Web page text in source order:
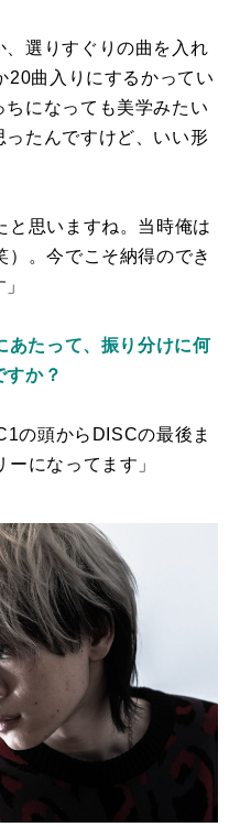
選りすぐりの曲を入れ
20曲入りにするかってい
ちになっても美学みたい
たんですけど、いい形
と思いますね。当時俺は
。今でこそ納得のでき
たって、振り分けに何
すか？
の頭からDISCの最後ま
になってます」